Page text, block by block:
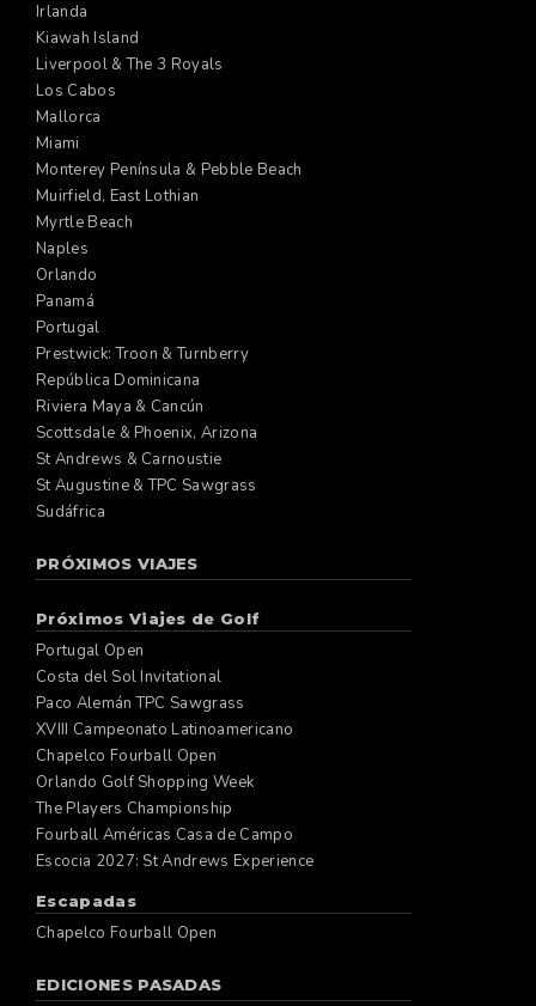
Irlanda
Kiawah Island
Liverpool & The 3 Royals
Los Cabos
Mallorca
Miami
Monterey Península & Pebble Beach
Muirfield, East Lothian
Myrtle Beach
Naples
Orlando
Panamá
Portugal
Prestwick: Troon & Turnberry
República Dominicana
Riviera Maya & Cancún
Scottsdale & Phoenix, Arizona
St Andrews & Carnoustie
St Augustine & TPC Sawgrass
Sudáfrica
PRÓXIMOS VIAJES
Próximos Viajes de Golf
Portugal Open
Costa del Sol Invitational
Paco Alemán TPC Sawgrass
XVIII Campeonato Latinoamericano
Chapelco Fourball Open
Orlando Golf Shopping Week
The Players Championship
Fourball Américas Casa de Campo
Escocia 2027: St Andrews Experience
Escapadas
Chapelco Fourball Open
EDICIONES PASADAS